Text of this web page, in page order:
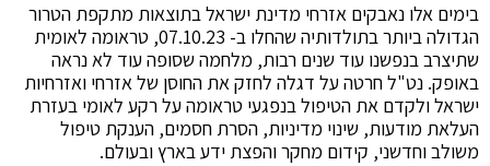
בימים אלו נאבקים אזרחי מדינת ישראל בתוצאות מתקפת הטרור
הגדולה ביותר בתולדותיה שהחלו ב- 07.10.23, טראומה לאומית
שתיצרב בנפשנו עוד שנים רבות, מלחמה שסופה עוד לא נראה
באופק. נט"ל חרטה על דגלה לחזק את החוסן של אזרחי ואזרחיות
ישראל ולקדם את הטיפול בנפגעי טראומה על רקע לאומי בעזרת
העלאת מודעות, שינוי מדיניות, הסרת חסמים, הענקת טיפול
משולב וחדשני, קידום מחקר והפצת ידע בארץ ובעולם.